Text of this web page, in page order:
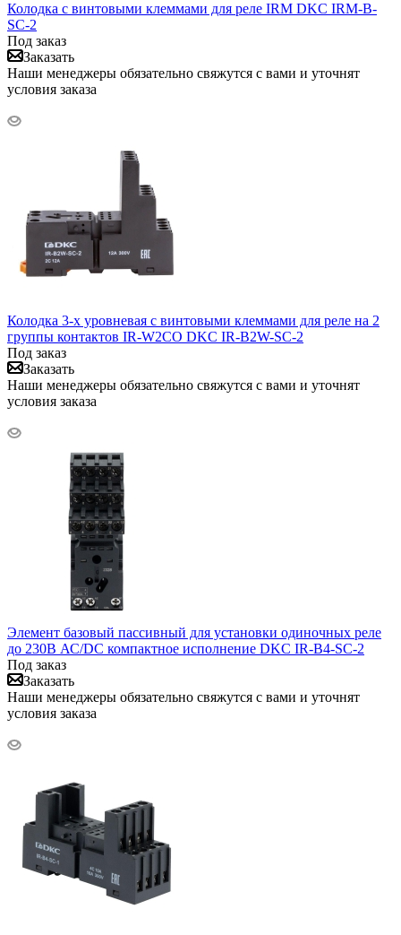
Колодка с винтовыми клеммами для реле IRM DKC IRM-B-
SC-2
Под заказ
Заказать
Наши менеджеры обязательно свяжутся с вами и уточнят
условия заказа
Колодка 3-х уровневая с винтовыми клеммами для реле на 2
группы контактов IR-W2CO DKC IR-B2W-SC-2
Под заказ
Заказать
Наши менеджеры обязательно свяжутся с вами и уточнят
условия заказа
Элемент базовый пассивный для установки одиночных реле
до 230В АС/DC компактное исполнение DKC IR-B4-SC-2
Под заказ
Заказать
Наши менеджеры обязательно свяжутся с вами и уточнят
условия заказа